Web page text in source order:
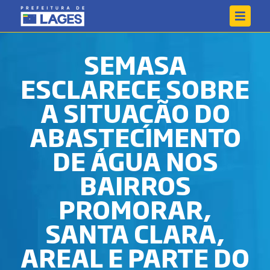
SEMASA
ESCLARECE SOBRE
A SITUAÇÃO DO
ABASTECIMENTO
DE ÁGUA NOS
BAIRROS
PROMORAR,
SANTA CLARA,
AREAL E PARTE DO